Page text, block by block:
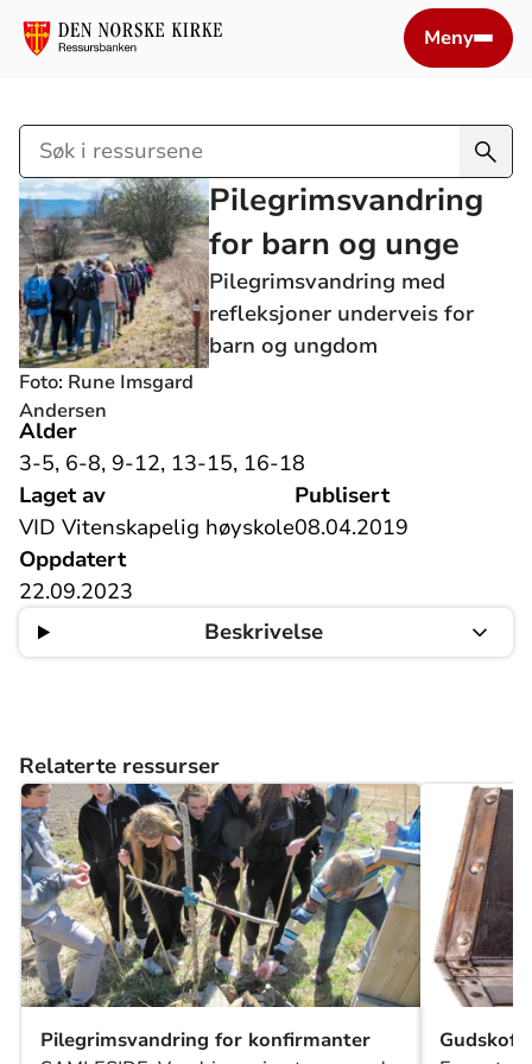
Meny
Søk
i
ressursene
Foto: Rune Imsgard
Andersen
Pilegrimsvandring
for barn og unge
Pilegrimsvandring med
refleksjoner underveis for
barn og ungdom
Alder
3-5, 6-8, 9-12, 13-15, 16-18
Laget av
VID Vitenskapelig høyskole
Publisert
08.04.2019
Oppdatert
22.09.2023
Beskrivelse
Relaterte ressurser
Pilegrimsvandring for konfirmanter